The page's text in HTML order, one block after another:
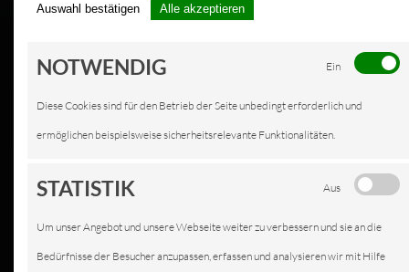
Auswahl bestätigen Alle akzeptieren
NOTWENDIG Ein
Diese Cookies sind für den Betrieb der Seite unbedingt erforderlich und
ermöglichen beispielsweise sicherheitsrelevante Funktionalitäten.
STATISTIK Aus
Um unser Angebot und unsere Webseite weiter zu verbessern und sie an die
Bedürfnisse der Besucher anzupassen, erfassen und analysieren wir mit Hilfe